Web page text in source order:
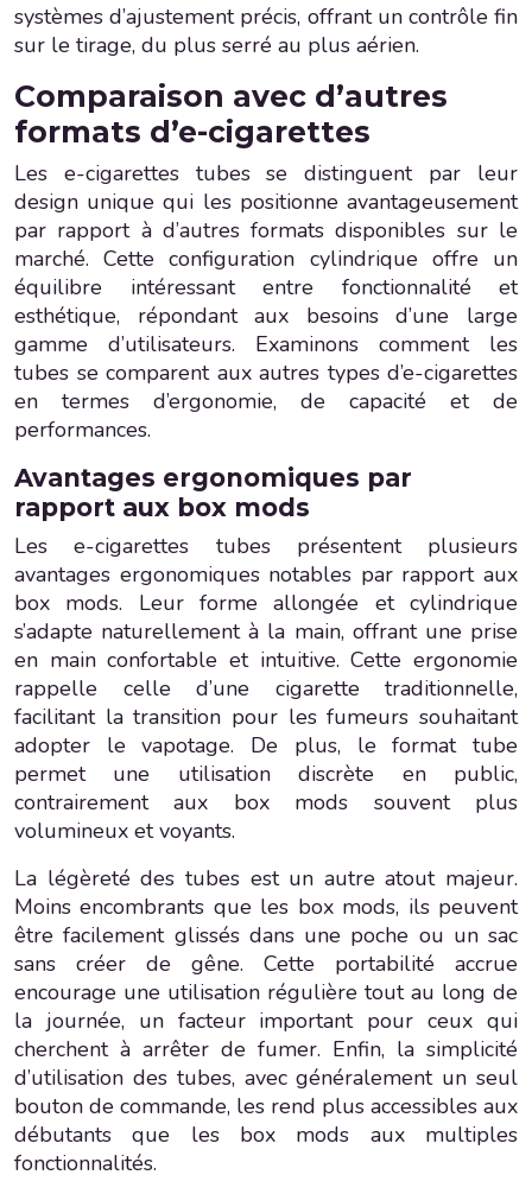
systèmes d’ajustement précis, offrant un contrôle fin
sur le tirage, du plus serré au plus aérien.
Comparaison avec d’autres
formats d’e-cigarettes
Les e-cigarettes tubes se distinguent par leur
design unique qui les positionne avantageusement
par rapport à d’autres formats disponibles sur le
marché. Cette configuration cylindrique offre un
équilibre intéressant entre fonctionnalité et
esthétique, répondant aux besoins d’une large
gamme d’utilisateurs. Examinons comment les
tubes se comparent aux autres types d’e-cigarettes
en termes d’ergonomie, de capacité et de
performances.
Avantages ergonomiques par
rapport aux box mods
Les e-cigarettes tubes présentent plusieurs
avantages ergonomiques notables par rapport aux
box mods. Leur forme allongée et cylindrique
s’adapte naturellement à la main, offrant une prise
en main confortable et intuitive. Cette ergonomie
rappelle celle d’une cigarette traditionnelle,
facilitant la transition pour les fumeurs souhaitant
adopter le vapotage. De plus, le format tube
permet une utilisation discrète en public,
contrairement aux box mods souvent plus
volumineux et voyants.
La légèreté des tubes est un autre atout majeur.
Moins encombrants que les box mods, ils peuvent
être facilement glissés dans une poche ou un sac
sans créer de gêne. Cette portabilité accrue
encourage une utilisation régulière tout au long de
la journée, un facteur important pour ceux qui
cherchent à arrêter de fumer. Enfin, la simplicité
d’utilisation des tubes, avec généralement un seul
bouton de commande, les rend plus accessibles aux
débutants que les box mods aux multiples
fonctionnalités.